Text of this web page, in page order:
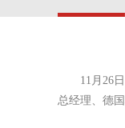
11月26
总经理、德